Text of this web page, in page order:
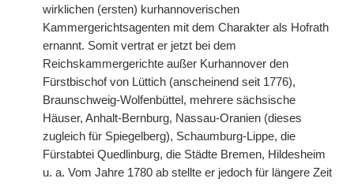
wirklichen (ersten) kurhannoverischen
Kammergerichtsagenten mit dem Charakter als Hofrath
ernannt. Somit vertrat er jetzt bei dem
Reichskammergerichte außer Kurhannover den
Fürstbischof von Lüttich (anscheinend seit 1776),
Braunschweig-Wolfenbüttel, mehrere sächsische
Häuser, Anhalt-Bernburg, Nassau-Oranien (dieses
zugleich für Spiegelberg), Schaumburg-Lippe, die
Fürstabtei Quedlinburg, die Städte Bremen, Hildesheim
u. a. Vom Jahre 1780 ab stellte er jedoch für längere Zeit